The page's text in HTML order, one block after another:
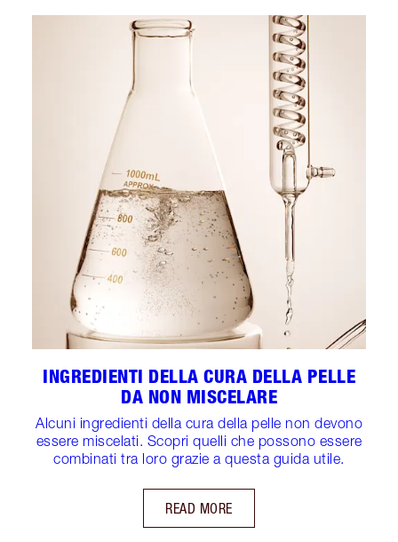
INGREDIENTI DELLA CURA DELLA PELLE
DA NON MISCELARE
Alcuni ingredienti della cura della pelle non devono
essere miscelati. Scopri quelli che possono essere
combinati tra loro grazie a questa guida utile.
READ MORE